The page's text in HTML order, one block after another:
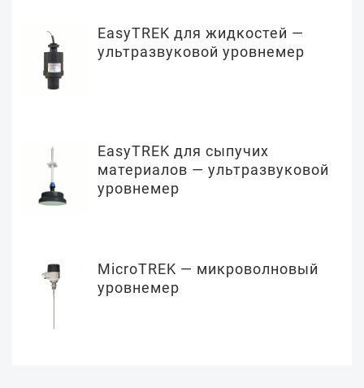
EasyTREK для жидкостей —
ультразвуковой уровнемер
EasyTREK для сыпучих
материалов — ультразвуковой
уровнемер
MicroTREK — микроволновый
уровнемер